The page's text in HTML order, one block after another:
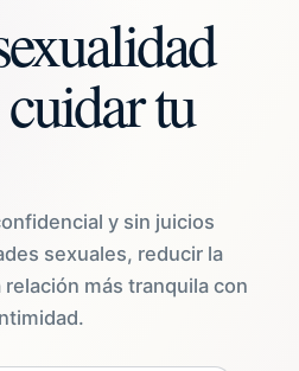
tu
y sin juicios
sexuales, reducir la
más tranquila con